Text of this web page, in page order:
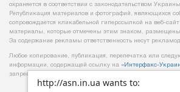
http://asn.in.ua wants to:
охраняется в соответствии с законодательством
Републикация материалов и фотографий, являющихся
сопровождается кликабельной гиперссылкой на веб-
материалы, которые отмечены этим знаком,
За содержание рекламы ответственность несут
Любое копирование, публикация, перепечатка или
информации, содержащей ссылку на «Интерфакс-
запрещается.